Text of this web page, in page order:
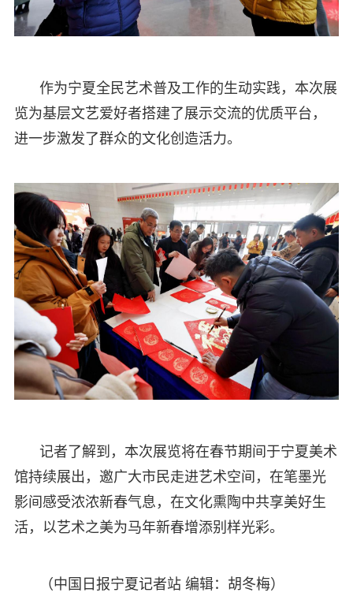
作为宁夏全民艺术普及工作的生动实践，本次展
览为基层文艺爱好者搭建了展示交流的优质平台，
进一步激发了群众的文化创造活力。
记者了解到，本次展览将在春节期间于宁夏美术
馆持续展出，邀广大市民走进艺术空间，在笔墨光
影间感受浓浓新春气息，在文化熏陶中共享美好生
活，以艺术之美为马年新春增添别样光彩。
（中国日报宁夏记者站 编辑：胡冬梅）